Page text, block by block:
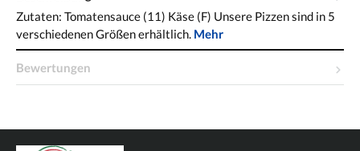
Zutaten: Tomatensauce (11) Käse (F) Unsere Pizzen sind in 5
verschiedenen Größen erhältlich. Mehr
Bewertungen